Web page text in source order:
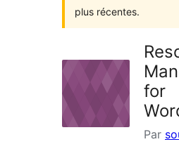
plus récentes.
for
Par